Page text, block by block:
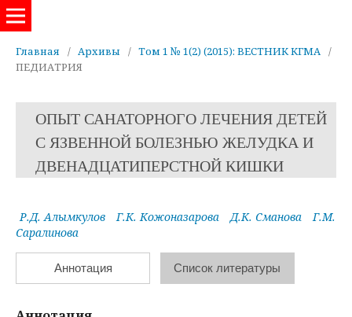
Главная / Архивы / Том 1 № 1(2) (2015): ВЕСТНИК КГМА /
ПЕДИАТРИЯ
ОПЫТ САНАТОРНОГО ЛЕЧЕНИЯ ДЕТЕЙ
С ЯЗВЕННОЙ БОЛЕЗНЬЮ ЖЕЛУДКА И
ДВЕНАДЦАТИПЕРСТНОЙ КИШКИ
Р.Д. Алымкулов Г.К. Кожоназарова Д.К. Сманова
Г.М.
Саралинова
Аннотация Список литературы